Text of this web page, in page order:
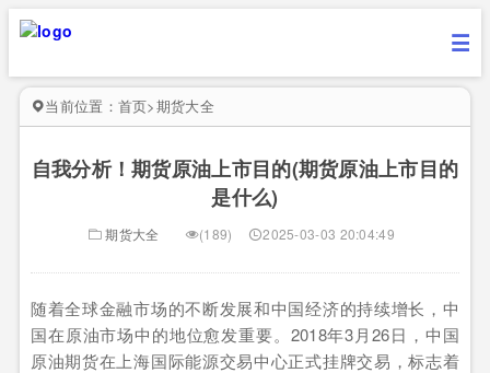
当前位置： 首页>期货大全
自我分析！期货原油上市目的(期货原油上市目的
是什么)
期货大全 (189) 2025-03-03 20:04:49
随着全球金融市场的不断发展和中国经济的持续增长，中
国在原油市场中的地位愈发重要。2018年3月26日，中国
原油期货在上海国际能源交易中心正式挂牌交易，标志着